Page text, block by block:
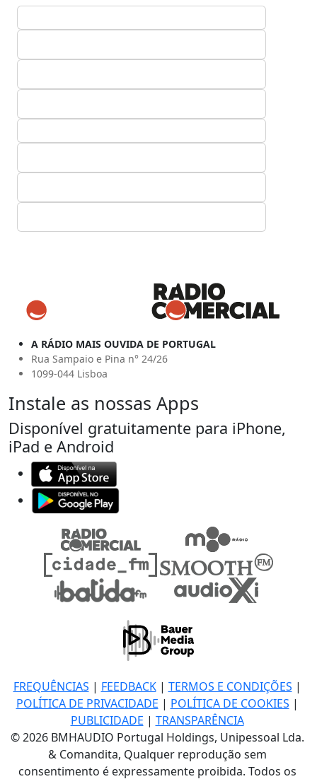
A RÁDIO MAIS OUVIDA DE PORTUGAL
Rua Sampaio e Pina n° 24/26
1099-044 Lisboa
Instale as nossas Apps
Disponível gratuitamente para iPhone,
iPad e Android
FREQUÊNCIAS | FEEDBACK| TERMOS E CONDIÇÕES |
POLÍTICA DE PRIVACIDADE | POLÍTICA DE COOKIES |
PUBLICIDADE | TRANSPARÊNCIA
© 2026 BMHAUDIO Portugal Holdings, Unipessoal Lda.
& Comandita, Qualquer reprodução sem
consentimento é expressamente proibida. Todos os